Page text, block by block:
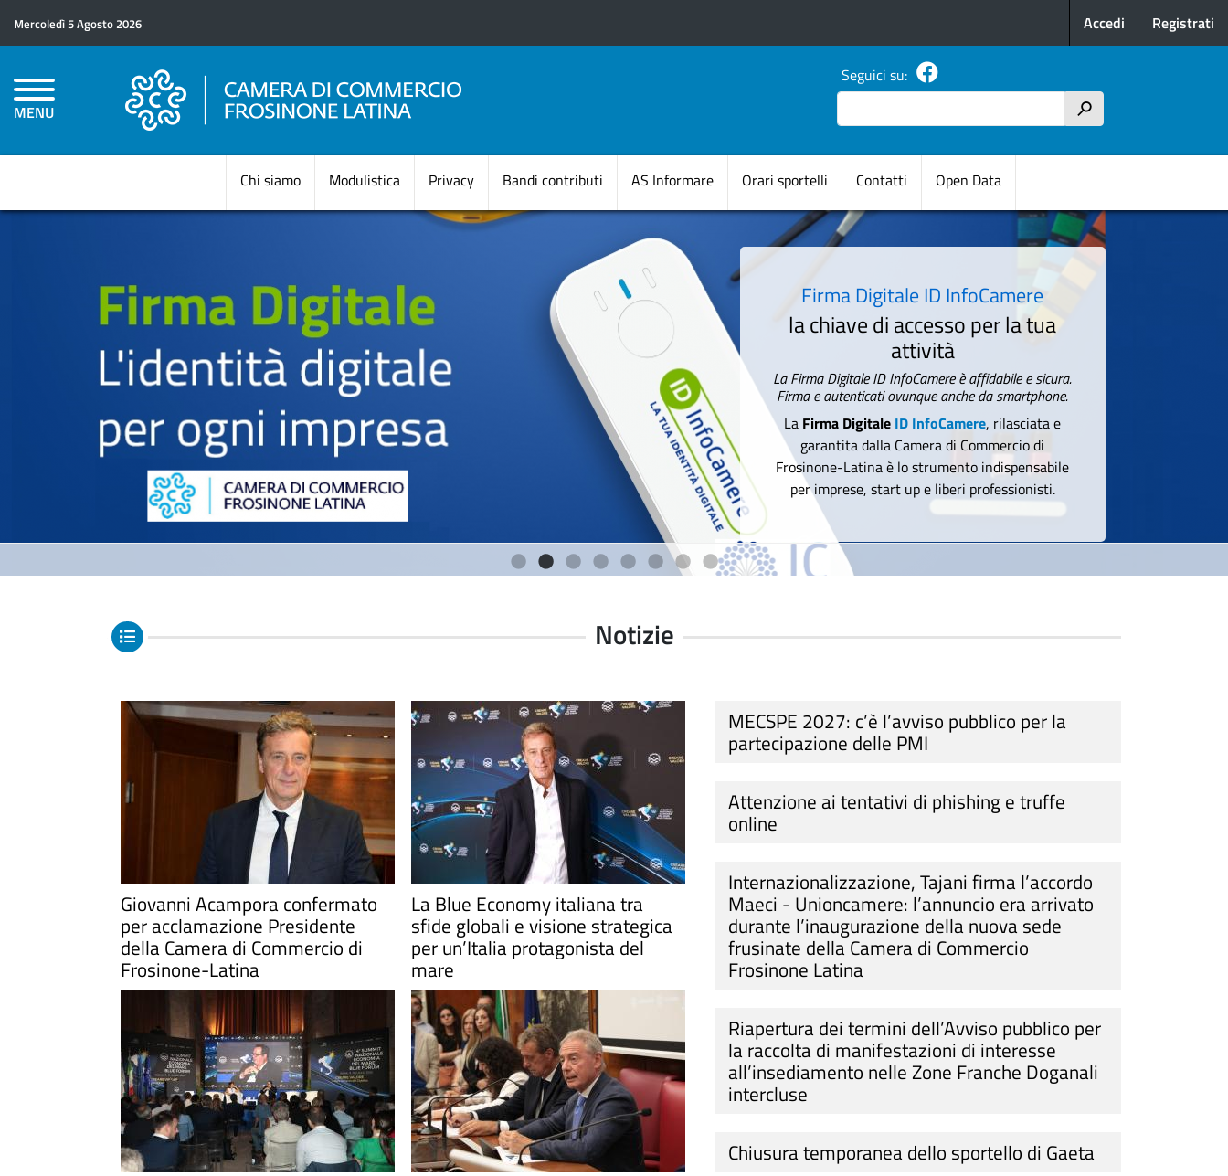
Mercoledì 5 Agosto 2026 Menu profilo
Accedi Registrati
MENU
Seguici su:
Cerca
h
Navigazione principale
Chi siamo Modulistica Privacy Bandi contributi AS Informare Orari sportelli Contatti Open Data
Firma Digitale ID InfoCamere
la chiave di accesso per la tua
attività
La Firma Digitale ID InfoCamere è affidabile e sicura.
Firma e autenticati ovunque anche da smartphone.
La Firma Digitale ID InfoCamere, rilasciata e
garantita dalla Camera di Commercio di
Frosinone-Latina è lo strumento indispensabile
per imprese, start up e liberi professionisti.
1 2 3 4 5 6 7 8
Notizie
Giovanni Acampora confermato
per acclamazione Presidente
della Camera di Commercio di
Frosinone-Latina
La Blue Economy italiana tra
sfide globali e visione strategica
per un’Italia protagonista del
mare
MECSPE 2027: c’è l’avviso pubblico per la
partecipazione delle PMI
Attenzione ai tentativi di phishing e truffe
online
Internazionalizzazione, Tajani firma l’accordo
Maeci - Unioncamere: l’annuncio era arrivato
durante l’inaugurazione della nuova sede
frusinate della Camera di Commercio
Frosinone Latina
Riapertura dei termini dell’Avviso pubblico per
la raccolta di manifestazioni di interesse
all’insediamento nelle Zone Franche Doganali
intercluse
Chiusura temporanea dello sportello di Gaeta